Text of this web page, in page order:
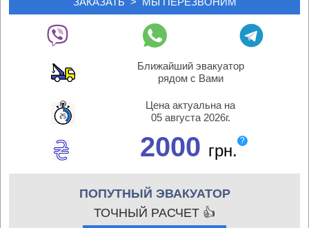
Ближайший эвакуатор
рядом с Вами
Цена актуальна на
05 августа 2026г.
2000 грн.
?
ПОПУТНЫЙ ЭВАКУАТОР
ТОЧНЫЙ РАСЧЕТ 👍